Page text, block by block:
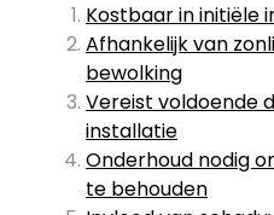
Kostbaar in initiële
Afhankelijk van
bewolking
Vereist voldoende
installatie
Onderhoud nodig
te behouden